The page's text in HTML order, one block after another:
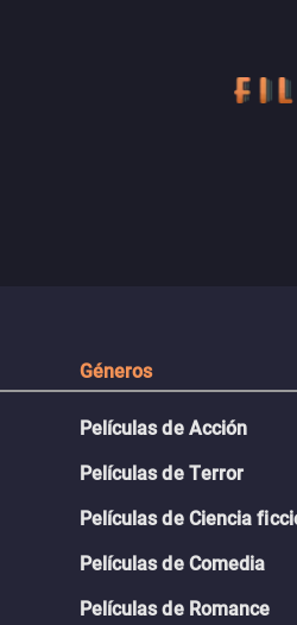
Géneros
Películas de Acción
Películas de Terror
Películas de Ciencia
Películas de Comedia
Películas de Romance